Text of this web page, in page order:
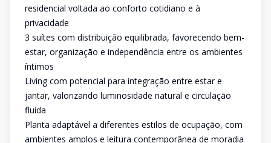
residencial voltada ao conforto cotidiano e à
privacidade
3 suítes com distribuição equilibrada, favorecendo bem-
estar, organização e independência entre os ambientes
íntimos
Living com potencial para integração entre estar e
jantar, valorizando luminosidade natural e circulação
fluida
Planta adaptável a diferentes estilos de ocupação, com
ambientes amplos e leitura contemporânea de moradia